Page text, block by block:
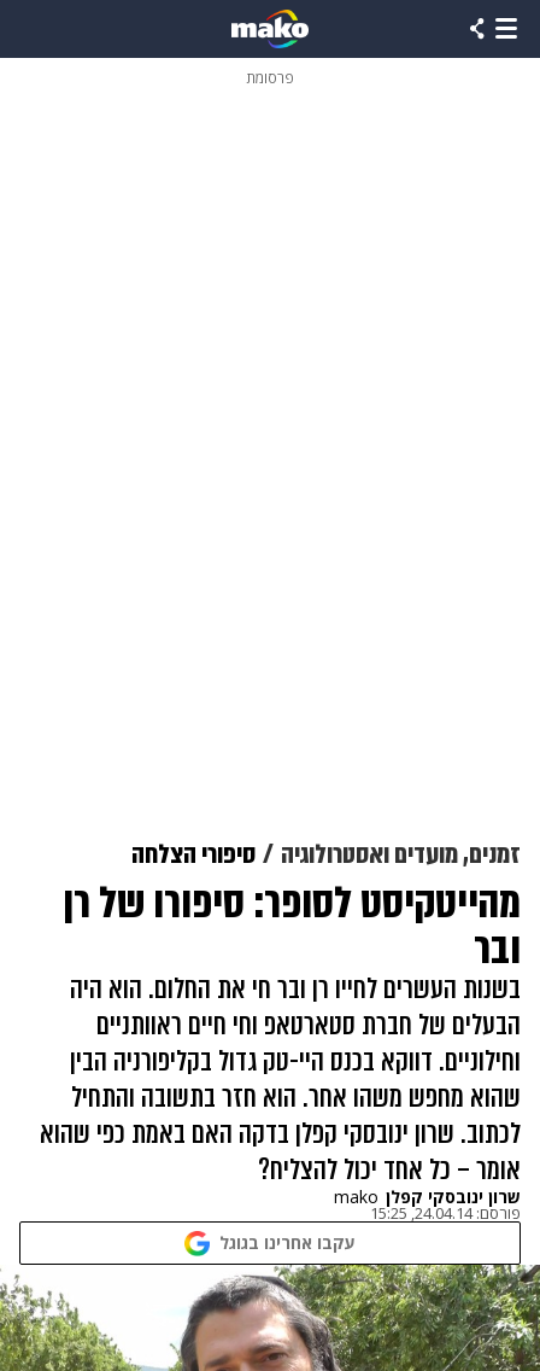
פרסומת
זמנים, מועדים ואסטרולוגיה סיפורי הצלחה
מהייטקיסט לסופר: סיפורו של רן
ובר
בשנות העשרים לחייו רן ובר חי את החלום. הוא היה
הבעלים של חברת סטארטאפ וחי חיים ראוותניים
וחילוניים. דווקא בכנס היי-טק גדול בקליפורניה הבין
שהוא מחפש משהו אחר. הוא חזר בתשובה והתחיל
לכתוב. שרון ינובסקי קפלן בדקה האם באמת כפי שהוא
אומר – כל אחד יכול להצליח?
שרון ינובסקי קפלן mako
פורסם:24.04.14, 15:25
עקבו אחרינו בגוגל